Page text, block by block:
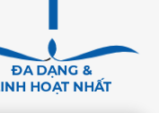
1
ĐA DẠNG &
HOẠT NHẤT